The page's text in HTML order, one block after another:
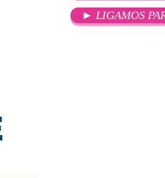
► LIGAMOS